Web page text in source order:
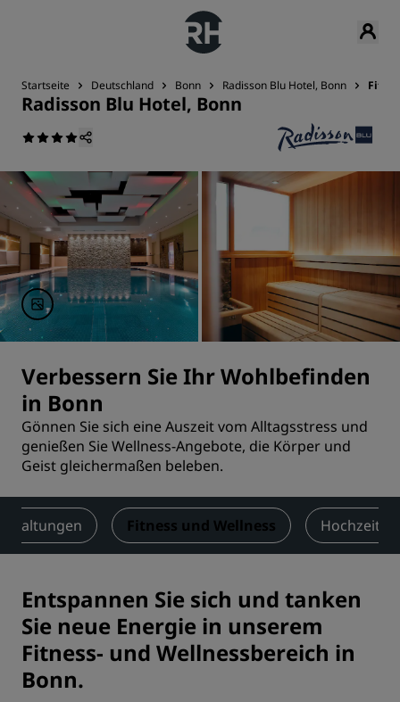
Startseite Deutschland Bonn Radisson Blu Hotel, Bonn
Radisson Blu Hotel, Bonn
Verbessern Sie Ihr Wohlbefinden
in Bonn
Gönnen Sie sich eine Auszeit vom Alltagsstress und
genießen Sie Wellness-Angebote, die Körper und
Geist gleichermaßen beleben.
Fitness und Wellness Hochzeiten
Entspannen Sie sich und tanken
Sie neue Energie in unserem
Fitness- und Wellnessbereich in
Bonn.